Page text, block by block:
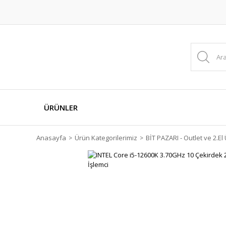
ÜRÜNLER
Anasayfa Ürün Kategorilerimiz BİT PAZARI - Outlet ve 2.El